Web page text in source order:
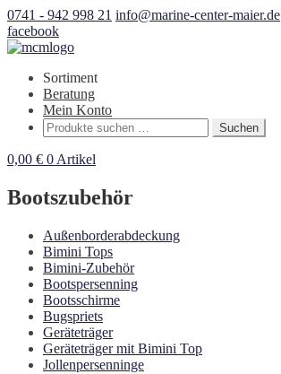
0741 - 942 998 21 info@marine-center-maier.de
facebook
Sortiment
Beratung
Mein Konto
Suchen
nach:
Suchen
0,00 € 0 Artikel
Bootszubehör
Außenborderabdeckung
Bimini Tops
Bimini-Zubehör
Bootspersenning
Bootsschirme
Bugspriets
Geräteträger
Geräteträger mit Bimini Top
Jollenpersenninge